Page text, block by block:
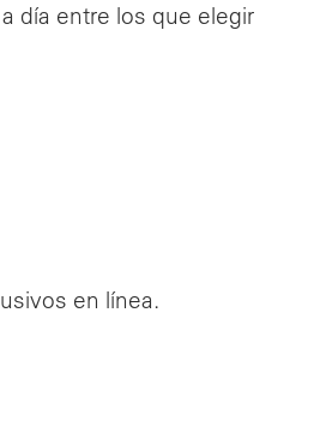
día entre los que elegir
en línea.